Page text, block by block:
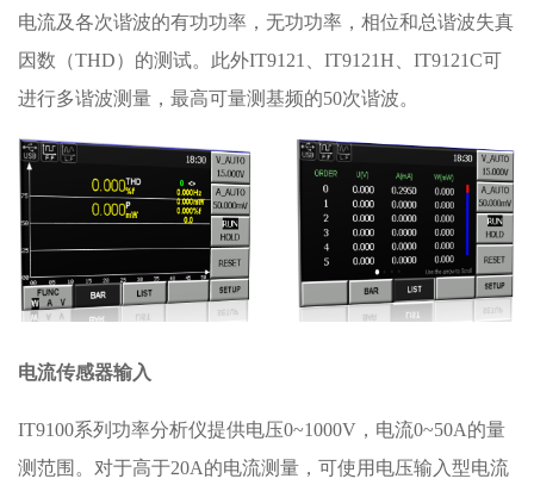
电流及各次谐波的有功功率，无功功率，相位和总谐波失真
因数（THD）的测试。此外IT9121、IT9121H、IT9121C可
进行多谐波测量，最高可量测基频的50次谐波。
电流传感器输入
IT9100系列功率分析仪提供电压0~1000V，电流0~50A的量
测范围。对于高于20A的电流测量，可使用电压输入型电流